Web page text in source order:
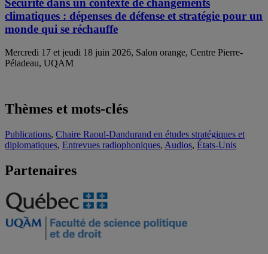
Sécurité dans un contexte de changements
climatiques : dépenses de défense et stratégie pour un
monde qui se réchauffe
Mercredi 17 et jeudi 18 juin 2026, Salon orange, Centre Pierre-
Péladeau, UQAM
Thèmes et mots-clés
Publications, Chaire Raoul-Dandurand en études stratégiques et
diplomatiques, Entrevues radiophoniques, Audios, États-Unis
Partenaires